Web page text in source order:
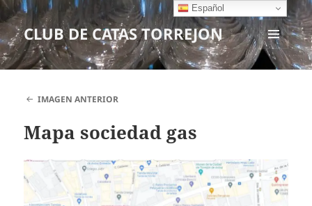
CLUB DE CATAS TORREJON
MENÚ
Y
IMAGEN ANTERIOR
Mapa sociedad gas
Español